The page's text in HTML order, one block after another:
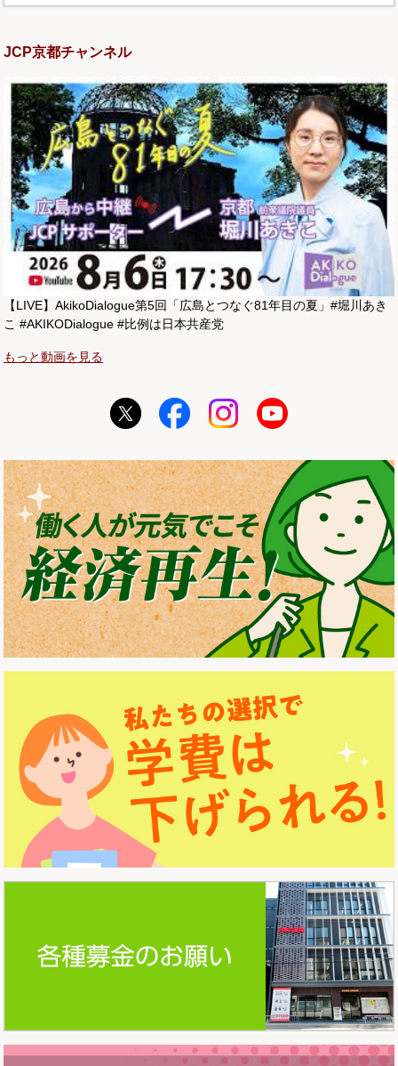
JCP京都チャンネル
【LIVE】AkikoDialogue第5回「広島とつなぐ81年目の夏」#堀川あき
こ #AKIKODialogue #比例は日本共産党
もっと動画を見る